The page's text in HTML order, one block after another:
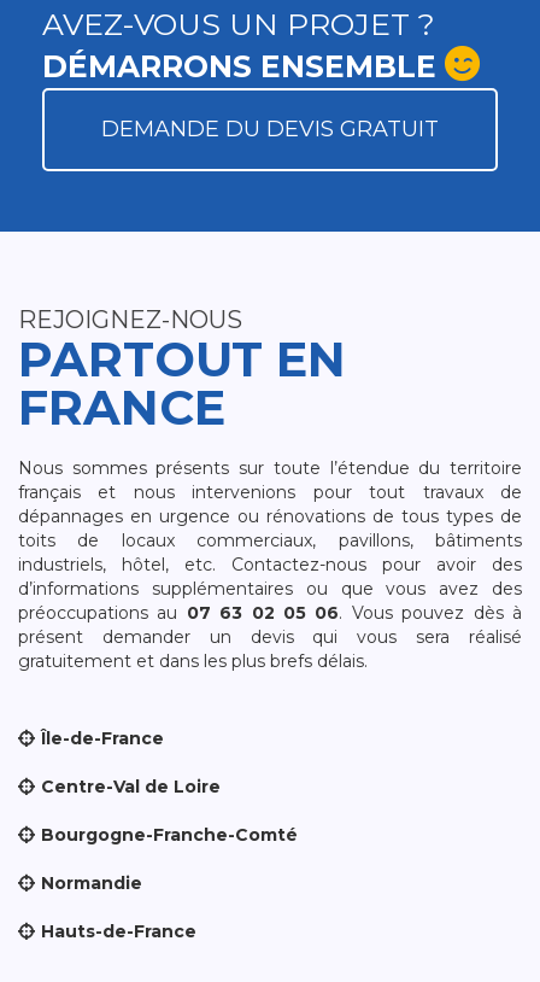
AVEZ-VOUS UN PROJET ?
DÉMARRONS ENSEMBLE
DEMANDE DU DEVIS GRATUIT
REJOIGNEZ-NOUS
PARTOUT EN
FRANCE
Nous sommes présents sur toute l’étendue du territoire
français et nous intervenions pour tout travaux de
dépannages en urgence ou rénovations de tous types de
toits de locaux commerciaux, pavillons, bâtiments
industriels, hôtel, etc. Contactez-nous pour avoir des
d’informations supplémentaires ou que vous avez des
préoccupations au 07 63 02 05 06. Vous pouvez dès à
présent demander un devis qui vous sera réalisé
gratuitement et dans les plus brefs délais.
Île-de-France
Centre-Val de Loire
Bourgogne-Franche-Comté
Normandie
Hauts-de-France